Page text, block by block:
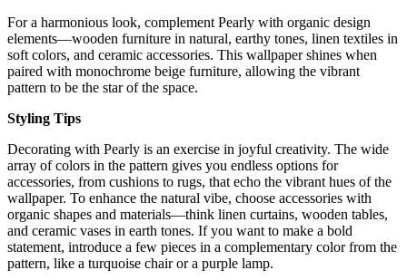
For a harmonious look, complement Pearly with organic design
elements—wooden furniture in natural, earthy tones, linen textiles in
soft colors, and ceramic accessories. This wallpaper shines when
paired with monochrome beige furniture, allowing the vibrant
pattern to be the star of the space.
Styling Tips
Decorating with Pearly is an exercise in joyful creativity. The wide
array of colors in the pattern gives you endless options for
accessories, from cushions to rugs, that echo the vibrant hues of the
wallpaper. To enhance the natural vibe, choose accessories with
organic shapes and materials—think linen curtains, wooden tables,
and ceramic vases in earth tones. If you want to make a bold
statement, introduce a few pieces in a complementary color from the
pattern, like a turquoise chair or a purple lamp.